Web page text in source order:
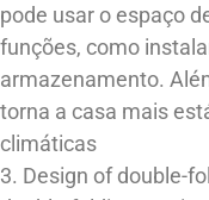
pode usar o espaço
funções, como
armazenamento.
torna a casa mais
climáticas
3. Design of double-